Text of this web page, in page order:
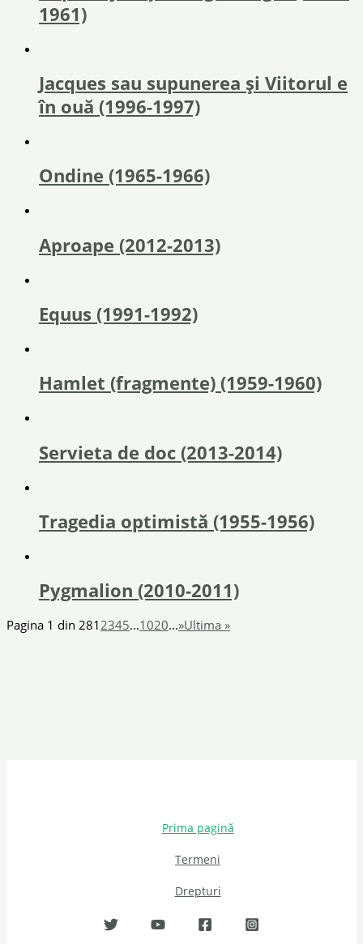
1961)
Jacques sau supunerea și Viitorul e
în ouă (1996-1997)
Ondine (1965-1966)
Aproape (2012-2013)
Equus (1991-1992)
Hamlet (fragmente) (1959-1960)
Servieta de doc (2013-2014)
Tragedia optimistă (1955-1956)
Pygmalion (2010-2011)
Pagina 1 din 2812345...1020...»Ultima »
Prima pagină
Termeni
Drepturi